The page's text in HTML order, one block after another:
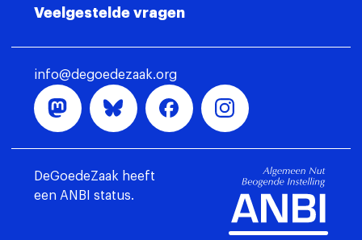
Veelgestelde vragen
info@degoedezaak.org
DeGoedeZaak heeft
een ANBI status.